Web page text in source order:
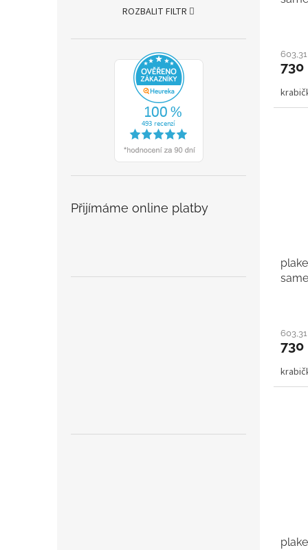
ROZBALIT FILTR
Přijímáme online platby
730
730